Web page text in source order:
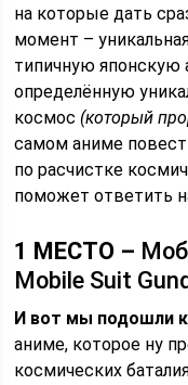
на которые дать
момент –
типичную японскую
определённую
космос (который
самом аниме
по расчистке
поможет ответить
1 МЕСТО –
Mobile Suit
И вот мы подошли
аниме, которое ну
космических